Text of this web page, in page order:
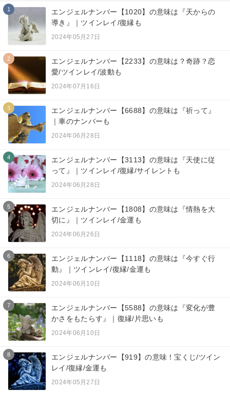
1
エンジェルナンバー【1020】の意味は『天からの
導き』｜ツインレイ/復縁も
2024年05月27日
2
エンジェルナンバー【2233】の意味は？奇跡？恋
愛/ツインレイ/波動も
2024年07月16日
3
エンジェルナンバー【6688】の意味は『祈って』
｜車のナンバーも
2024年06月28日
4
エンジェルナンバー【3113】の意味は『天使に従
って』｜ツインレイ/復縁/サイレントも
2024年06月28日
5
エンジェルナンバー【1808】の意味は『情熱を大
切に』｜ツインレイ/金運も
2024年06月26日
6
エンジェルナンバー【1118】の意味は『今すぐ行
動』｜ツインレイ/復縁/金運も
2024年06月10日
7
エンジェルナンバー【5588】の意味は『変化が豊
かさをもたらす』｜復縁/片思いも
2024年06月10日
8
エンジェルナンバー【919】の意味！宝くじ/ツイン
レイ/復縁/金運も
2024年05月27日